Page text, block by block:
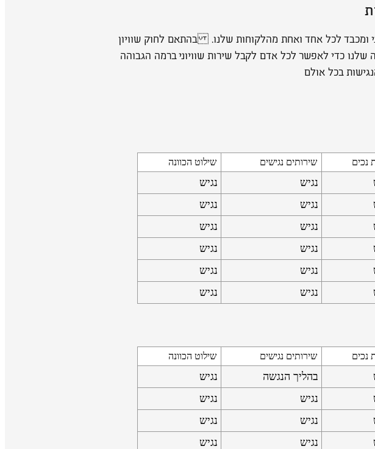
ומכבד לכל אחד ואחת מהלקוחות שלנו. בהתאם לחוק שוויון
באולמות התצוגה שלנו כדי לאפשר לכל אדם לקבל שירות שוויוני ברמה הגבוהה
בכל אולם
נכים שירותים נגישים שילוט הכוונה
נגיש
נגיש
נגיש
נגיש
נגיש
נגיש
נגיש
נגיש
נגיש
נגיש
נגיש נגיש
נכים שירותים נגישים שילוט הכוונה
בהליך הנגשה
נגיש
נגיש
נגיש
נגיש
נגיש
נגיש
נגיש